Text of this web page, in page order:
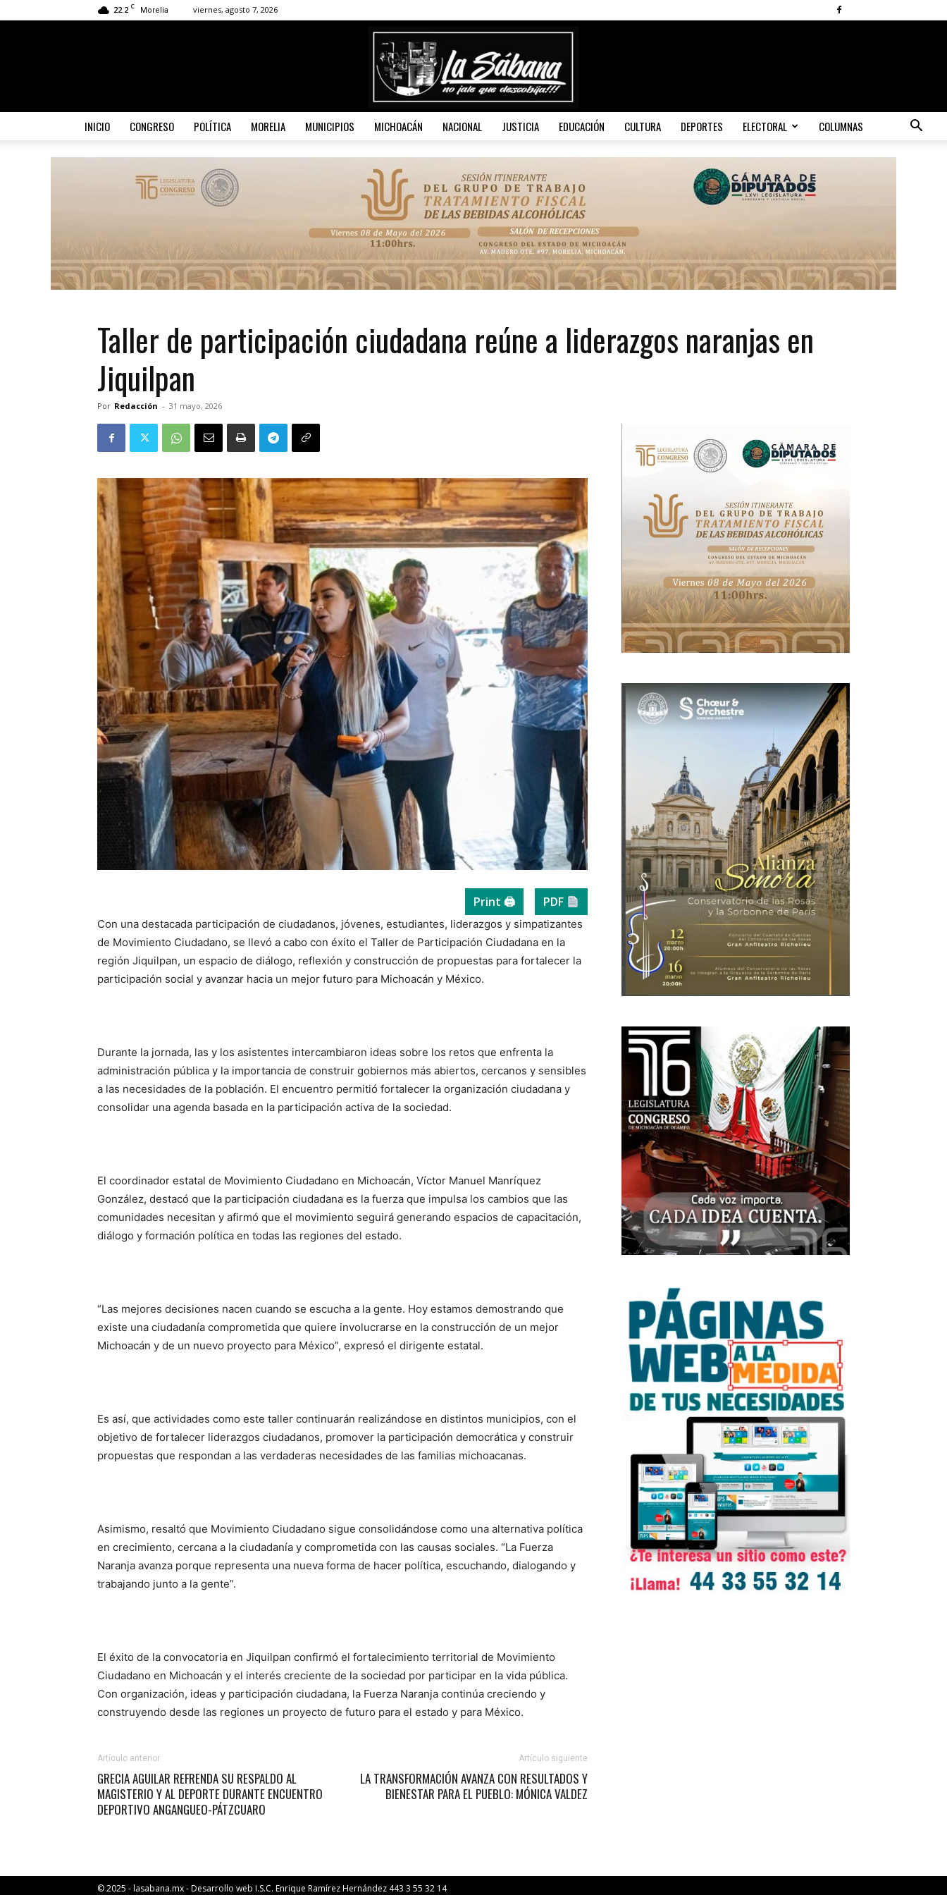
22.2 C Morelia viernes, agosto 7, 2026
Sábana
INICIO CONGRESO POLÍTICA MORELIA MUNICIPIOS MICHOACÁN NACIONAL JUSTICIA EDUCACIÓN CULTURA DEPORTES ELECTORAL COLUMNAS
Taller de participación ciudadana reúne a liderazgos naranjas en
Jiquilpan
Por Redacción - 31 mayo, 2026
Print 🖨 PDF
Con una destacada participación de ciudadanos, jóvenes, estudiantes, liderazgos y simpatizantes
de Movimiento Ciudadano, se llevó a cabo con éxito el Taller de Participación Ciudadana en la
región Jiquilpan, un espacio de diálogo, reflexión y construcción de propuestas para fortalecer la
participación social y avanzar hacia un mejor futuro para Michoacán y México.
Durante la jornada, las y los asistentes intercambiaron ideas sobre los retos que enfrenta la
administración pública y la importancia de construir gobiernos más abiertos, cercanos y sensibles
a las necesidades de la población. El encuentro permitió fortalecer la organización ciudadana y
consolidar una agenda basada en la participación activa de la sociedad.
El coordinador estatal de Movimiento Ciudadano en Michoacán, Víctor Manuel Manríquez
González, destacó que la participación ciudadana es la fuerza que impulsa los cambios que las
comunidades necesitan y afirmó que el movimiento seguirá generando espacios de capacitación,
diálogo y formación política en todas las regiones del estado.
“Las mejores decisiones nacen cuando se escucha a la gente. Hoy estamos demostrando que
existe una ciudadanía comprometida que quiere involucrarse en la construcción de un mejor
Michoacán y de un nuevo proyecto para México”, expresó el dirigente estatal.
Es así, que actividades como este taller continuarán realizándose en distintos municipios, con el
objetivo de fortalecer liderazgos ciudadanos, promover la participación democrática y construir
propuestas que respondan a las verdaderas necesidades de las familias michoacanas.
Asimismo, resaltó que Movimiento Ciudadano sigue consolidándose como una alternativa política
en crecimiento, cercana a la ciudadanía y comprometida con las causas sociales. “La Fuerza
Naranja avanza porque representa una nueva forma de hacer política, escuchando, dialogando y
trabajando junto a la gente”.
El éxito de la convocatoria en Jiquilpan confirmó el fortalecimiento territorial de Movimiento
Ciudadano en Michoacán y el interés creciente de la sociedad por participar en la vida pública.
Con organización, ideas y participación ciudadana, la Fuerza Naranja continúa creciendo y
construyendo desde las regiones un proyecto de futuro para el estado y para México.
Artículo anterior
GRECIA AGUILAR REFRENDA SU RESPALDO AL
MAGISTERIO Y AL DEPORTE DURANTE ENCUENTRO
DEPORTIVO ANGANGUEO-PÁTZCUARO
Artículo siguiente
LA TRANSFORMACIÓN AVANZA CON RESULTADOS Y
BIENESTAR PARA EL PUEBLO: MÓNICA VALDEZ
© 2025 - lasabana.mx - Desarrollo web I.S.C. Enrique Ramírez Hernández 443 3 55 32 14